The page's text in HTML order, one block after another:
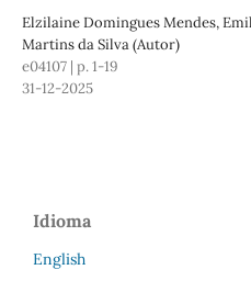
Elzilaine Domingues Mendes,
Martins da Silva (Autor)
e04107 | p. 1-19
31-12-2025
Idioma
English